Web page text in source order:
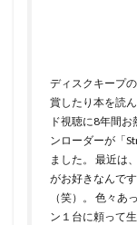
ディスクキープ
賞したり本を読
ド視聴に8年間
ンローダーが「
ました。 最近は
がお好きなんで
（笑）。 色々あ
ン１台に頼って